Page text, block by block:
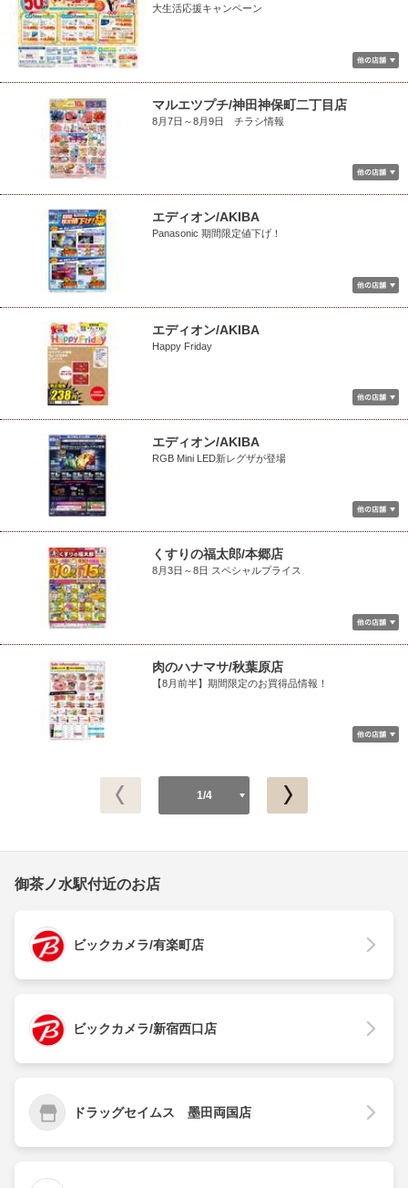
大生活応援キャンペーン
マルエツプチ/神田神保町二丁目店
8月7日～8月9日 チラシ情報
エディオン/AKIBA
Panasonic 期間限定値下げ！
エディオン/AKIBA
Happy Friday
エディオン/AKIBA
RGB Mini LED新レグザが登場
くすりの福太郎/本郷店
8月3日～8日 スペシャルプライス
肉のハナマサ/秋葉原店
【8月前半】期間限定のお買得品情報！
1/4
御茶ノ水駅付近のお店
ビックカメラ/有楽町店
ビックカメラ/新宿西口店
ドラッグセイムス 墨田両国店